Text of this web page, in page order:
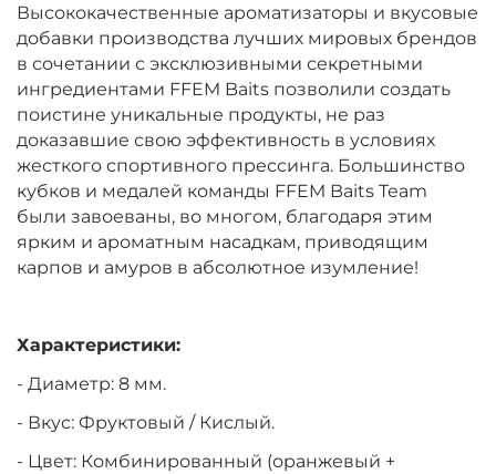
Высококачественные ароматизаторы и вкусовые
добавки производства лучших мировых брендов
в сочетании с эксклюзивными секретными
ингредиентами FFEM Baits позволили создать
поистине уникальные продукты, не раз
доказавшие свою эффективность в условиях
жесткого спортивного прессинга. Большинство
кубков и медалей команды FFEM Baits Team
были завоеваны, во многом, благодаря этим
ярким и ароматным насадкам, приводящим
карпов и амуров в абсолютное изумление!
Характеристики:
- Диаметр: 8 мм.
- Вкус: Фруктовый / Кислый.
- Цвет: Комбинированный (оранжевый +